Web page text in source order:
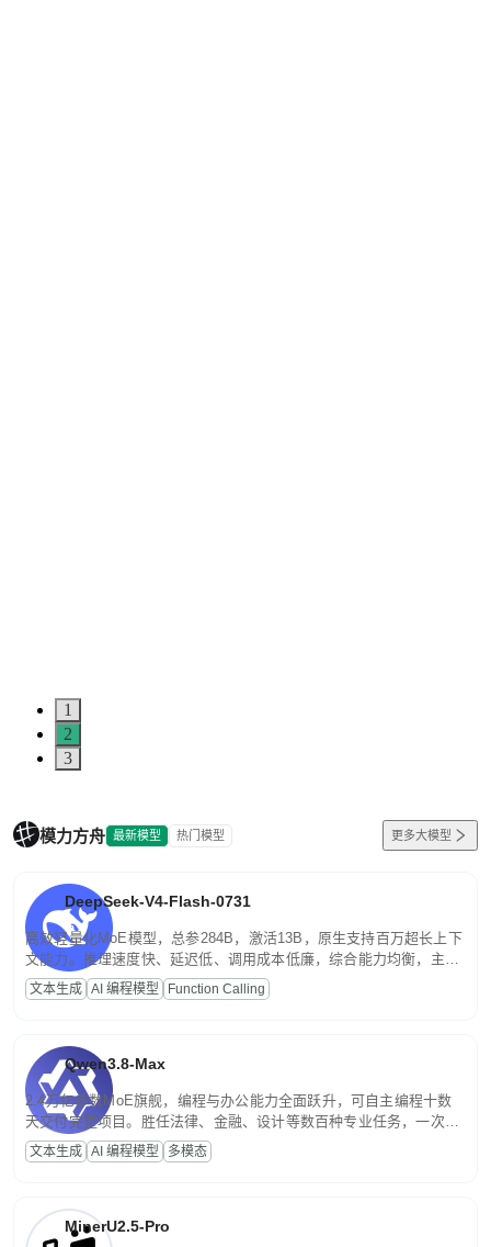
1
2
3
模力方舟 最新模型 热门模型 更多大模型
DeepSeek-V4-Flash-0731
高效轻量化MoE模型，总参284B，激活13B，原生支持百万超长上下
文能力。推理速度快、延迟低、调用成本低廉，综合能力均衡，主打
高并发、轻量化任务，适合日常对话、内容创作、基础 RAG、批量
文案处理等普惠刚需场景。
文本生成 AI 编程模型 Function Calling
Qwen3.8-Max
2.4万亿参数MoE旗舰，编程与办公能力全面跃升，可自主编程十数
天交付完整项目。胜任法律、金融、设计等数百种专业任务，一次对
话端到端交付生产级成果。原生视觉理解贯穿规划、执行与验证全流
程，支持超长文档与长视频的深度语义解析。长程任务中自主规划与
文本生成 AI 编程模型 多模态
MinerU2.5-Pro